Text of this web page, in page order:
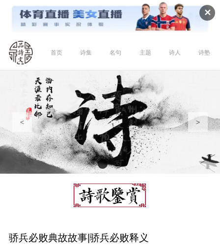
✕
首页 诗集 名句 主题 诗人 诗塾
< >
骄兵必败典故故事|骄兵必败释义